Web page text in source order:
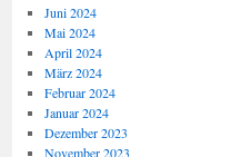
Juni 2024
Mai 2024
April 2024
März 2024
Februar 2024
Januar 2024
Dezember 2023
November 2023